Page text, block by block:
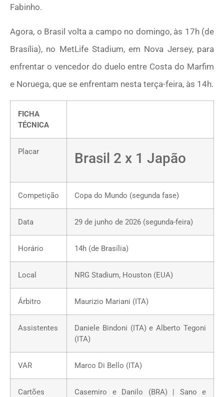
Fabinho.
Agora, o Brasil volta a campo no domingo, às 17h (de
Brasília), no MetLife Stadium, em Nova Jersey, para
enfrentar o vencedor do duelo entre Costa do Marfim
e Noruega, que se enfrentam nesta terça-feira, às 14h.
FICHA
TÉCNICA
Placar Brasil 2 x 1 Japão
Competição Copa do Mundo (segunda fase)
Data 29 de junho de 2026 (segunda-feira)
Horário 14h (de Brasília)
Local NRG Stadium, Houston (EUA)
Árbitro Maurizio Mariani (ITA)
Assistentes
Daniele Bindoni (ITA) e Alberto Tegoni
(ITA)
VAR Marco Di Bello (ITA)
Cartões
Casemiro e Danilo (BRA) | Sano e